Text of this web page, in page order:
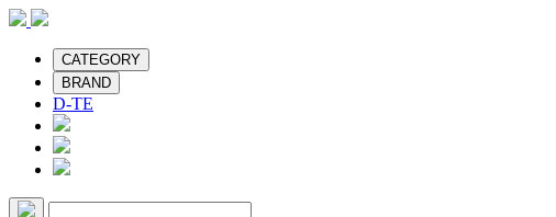
CATEGORY
BRAND
D-TE